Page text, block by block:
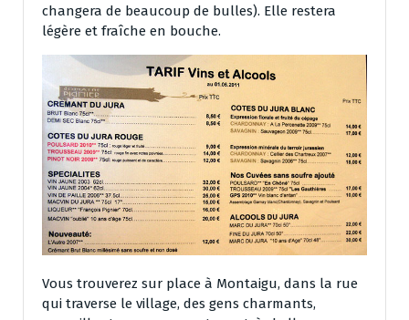
changera de beaucoup de bulles). Elle restera
légère et fraîche en bouche.
Vous trouverez sur place à Montaigu, dans la rue
qui traverse le village, des gens charmants,